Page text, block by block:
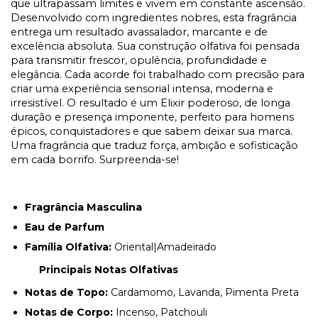
que ultrapassam limites e vivem em constante ascensão.
Desenvolvido com ingredientes nobres, esta fragrância
entrega um resultado avassalador, marcante e de
excelência absoluta. Sua construção olfativa foi pensada
para transmitir frescor, opulência, profundidade e
elegância. Cada acorde foi trabalhado com precisão para
criar uma experiência sensorial intensa, moderna e
irresistível. O resultado é um Elixir poderoso, de longa
duração e presença imponente, perfeito para homens
épicos, conquistadores e que sabem deixar sua marca.
Uma fragrância que traduz força, ambição e sofisticação
em cada borrifo. Surpreenda-se!
Fragrância Masculina
Eau de Parfum
Família Olfativa: Oriental|Amadeirado
Principais Notas Olfativas
Notas de Topo: Cardamomo, Lavanda, Pimenta Preta
Notas de Corpo: Incenso, Patchouli